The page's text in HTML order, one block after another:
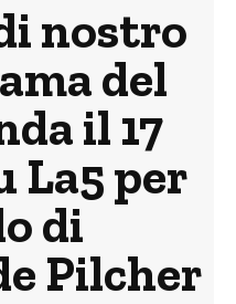
nostro
del
il 17
La5 per
di
Pilcher